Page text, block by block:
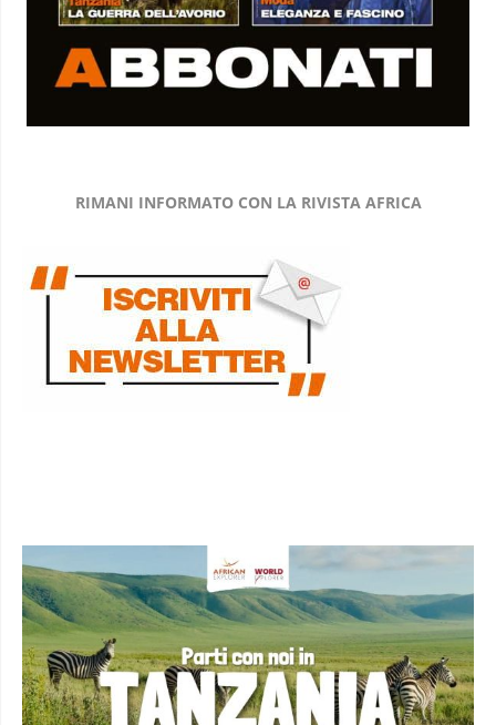
RIMANI INFORMATO CON LA RIVISTA AFRICA